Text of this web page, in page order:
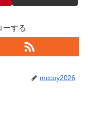
ーする
mccoy2026